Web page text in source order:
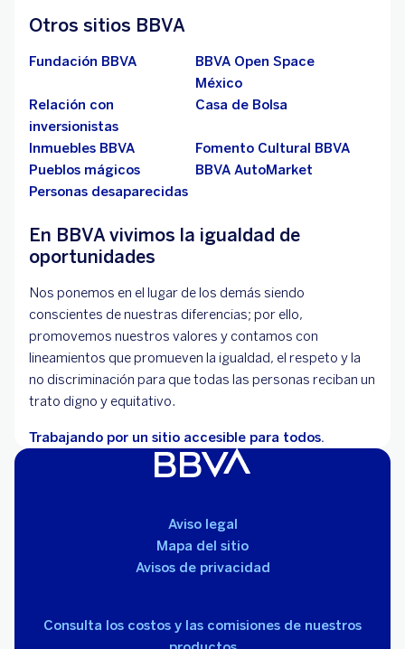
Otros sitios BBVA
Fundación BBVA
BBVA Open Space
México
Relación con
inversionistas
Casa de Bolsa
Inmuebles BBVA
Fomento Cultural BBVA
Pueblos mágicos
BBVA AutoMarket
Personas desaparecidas
En BBVA vivimos la igualdad de
oportunidades
Nos ponemos en el lugar de los demás siendo
conscientes de nuestras diferencias; por ello,
promovemos nuestros valores y contamos con
lineamientos que promueven la igualdad, el respeto y la
no discriminación para que todas las personas reciban un
trato digno y equitativo.
Trabajando por un sitio accesible para todos.
Aviso legal
Mapa del sitio
Avisos de privacidad
Consulta los costos y las comisiones de nuestros